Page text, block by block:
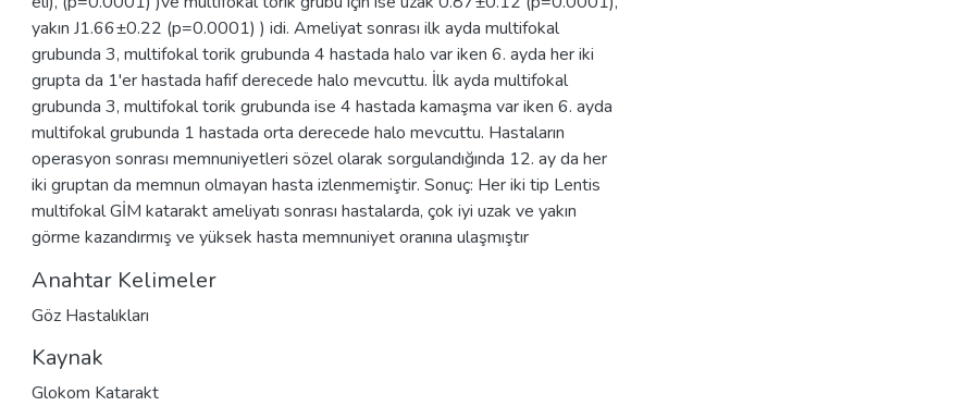
yakın J1.66±0.22 (p=0.0001) ) idi. Ameliyat sonrası ilk ayda multifokal
grubunda 3, multifokal torik grubunda 4 hastada halo var iken 6. ayda her iki
grupta da 1'er hastada hafif derecede halo mevcuttu. İlk ayda multifokal
grubunda 3, multifokal torik grubunda ise 4 hastada kamaşma var iken 6. ayda
multifokal grubunda 1 hastada orta derecede halo mevcuttu. Hastaların
operasyon sonrası memnuniyetleri sözel olarak sorgulandığında 12. ay da her
iki gruptan da memnun olmayan hasta izlenmemiştir. Sonuç: Her iki tip Lentis
multifokal GİM katarakt ameliyatı sonrası hastalarda, çok iyi uzak ve yakın
görme kazandırmış ve yüksek hasta memnuniyet oranına ulaşmıştır
Anahtar Kelimeler
Göz Hastalıkları
Kaynak
Glokom Katarakt